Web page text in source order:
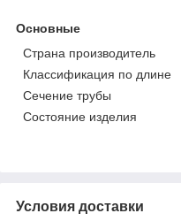
Основные
Страна производитель
Классификация по длине
Сечение трубы
Состояние изделия
Условия доставки